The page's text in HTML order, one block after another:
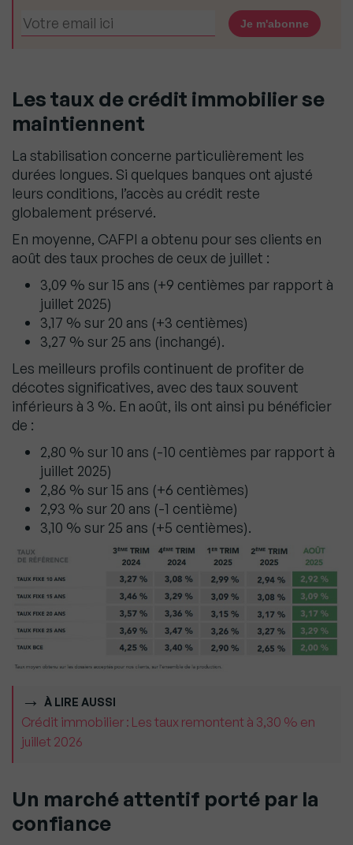
Les taux de crédit immobilier se
maintiennent
La stabilisation concerne particulièrement les
durées longues. Si quelques banques ont ajusté
leurs conditions, l’accès au crédit reste
globalement préservé.
En moyenne, CAFPI a obtenu pour ses clients en
août des taux proches de ceux de juillet :
3,09 % sur 15 ans (+9 centièmes par rapport à
juillet 2025)
3,17 % sur 20 ans (+3 centièmes)
3,27 % sur 25 ans (inchangé).
Les meilleurs profils continuent de profiter de
décotes significatives, avec des taux souvent
inférieurs à 3 %. En août, ils ont ainsi pu bénéficier
de :
2,80 % sur 10 ans (-10 centièmes par rapport à
juillet 2025)
2,86 % sur 15 ans (+6 centièmes)
2,93 % sur 20 ans (-1 centième)
3,10 % sur 25 ans (+5 centièmes).
À LIRE AUSSI
Crédit immobilier : Les taux remontent à 3,30 % en
juillet 2026
Un marché attentif porté par la
confiance